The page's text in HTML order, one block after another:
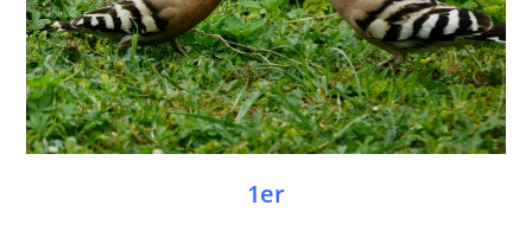
1er